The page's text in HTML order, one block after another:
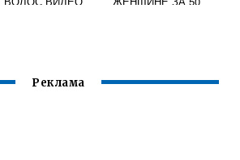
Реклама